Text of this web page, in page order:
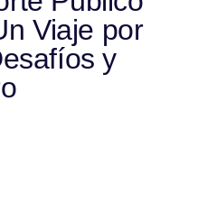
Viaje por
y